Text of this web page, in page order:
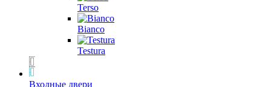
Terso
Bianco
Testura
Входные двери